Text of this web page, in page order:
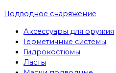
Подводное снаряжение
Аксессуары для оружия
Герметичные системы
Гидрокостюмы
Ласты